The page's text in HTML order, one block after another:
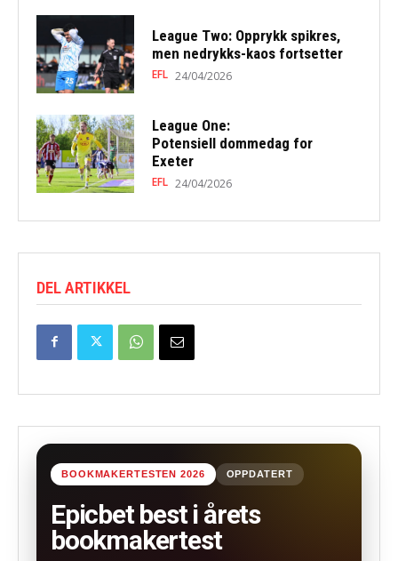
League Two: Opprykk spikres,
men nedrykks-kaos fortsetter
EFL 24/04/2026
League One:
Potensiell dommedag for
Exeter
EFL 24/04/2026
DEL ARTIKKEL
BOOKMAKERTESTEN 2026 OPPDATERT
Epicbet best i årets
bookmakertest